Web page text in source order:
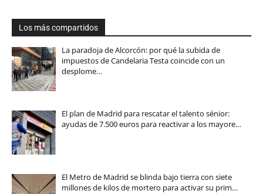
Los más compartidos
La paradoja de Alcorcón: por qué la subida de
impuestos de Candelaria Testa coincide con un
desplome…
El plan de Madrid para rescatar el talento sénior:
ayudas de 7.500 euros para reactivar a los mayore…
El Metro de Madrid se blinda bajo tierra con siete
millones de kilos de mortero para activar su prim…